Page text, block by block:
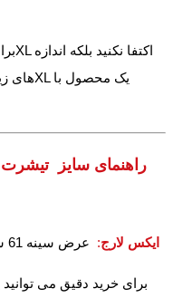
راهنمای سایز
3 ایکس لارج: عرض سینه 61 سانتی متر - قد تیشرت : 80 سانتی متر
برای خرید دقیق می توانید